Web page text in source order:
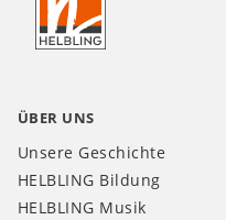
CH
ÜBER UNS
Unsere Geschichte
HELBLING Bildung
HELBLING Musik